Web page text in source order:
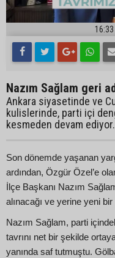
16:33
Nazım Sağlam geri
Ankara siyasetinde ve
kulislerinde, parti içi
kesmeden devam ediyor.
Son dönemde yaşanan
ardından, Özgür Özel’e
İlçe Başkanı Nazım
alınacağı ve yerine yeni
Nazım Sağlam, parti
tavrını net bir şekilde
yanında saf tutmuştu.